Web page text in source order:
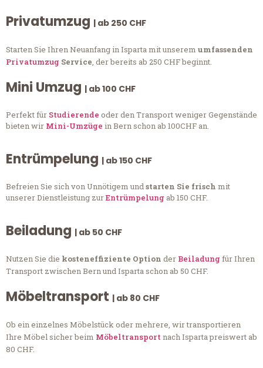
Privatumzug | ab 250 CHF
Starten Sie Ihren Neuanfang in Isparta mit unserem umfassenden
Privatumzug Service, der bereits ab 250 CHF beginnt.
Mini Umzug | ab 100 CHF
Perfekt für Studierende oder den Transport weniger Gegenstände
bieten wir Mini-Umzüge in Bern schon ab 100CHF an.
Entrümpelung | ab 150 CHF
Befreien Sie sich von Unnötigem undstarten Sie frisch mit
unserer Dienstleistung zurEntrümpelung ab 150 CHF.
Beiladung | ab 50 CHF
Nutzen Sie die kosteneffiziente Option der Beiladung für Ihren
Transport zwischen Bern und Isparta schon ab 50 CHF.
Möbeltransport | ab 80 CHF
Ob ein einzelnes Möbelstück oder mehrere, wir transportieren
Ihre Möbel sicher beim Möbeltransportnach Isparta preiswert ab
80 CHF.